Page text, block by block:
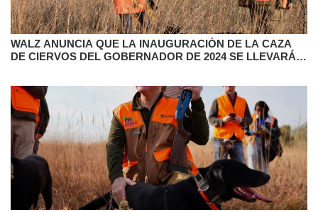
WALZ ANUNCIA QUE LA INAUGURACIÓN DE LA CAZA
DE CIERVOS DEL GOBERNADOR DE 2024 SE LLEVARÁ A